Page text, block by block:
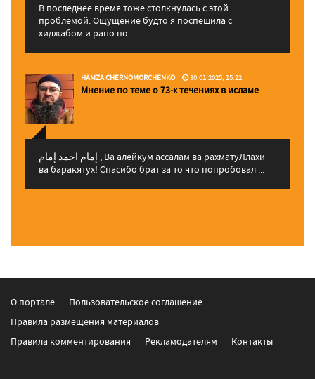
В последнее время тоже столкнулась с этой
проблемой. Ощущение будто я поспешила с
хиджабом и рано по...
HAMZA CHERNOMORCHENKO 30.01.2025, 15:22
Мнение по теме о 73-х течениях в исламе
إمام احمد إمام , Ва алейкум ассалам ва рахматуЛлахи
ва баракятух! Спасибо брат за то что попробовал ...
О портале
Пользовательское соглашение
Правила размещения материалов
Правила комментирования
Рекламодателям Контакты